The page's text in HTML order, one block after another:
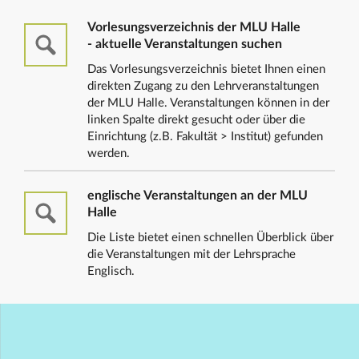
Vorlesungsverzeichnis der MLU Halle
- aktuelle Veranstaltungen suchen
Das Vorlesungsverzeichnis bietet Ihnen einen
direkten Zugang zu den Lehrveranstaltungen
der MLU Halle. Veranstaltungen können in der
linken Spalte direkt gesucht oder über die
Einrichtung (z.B. Fakultät > Institut) gefunden
werden.
englische Veranstaltungen an der MLU
Halle
Die Liste bietet einen schnellen Überblick über
die Veranstaltungen mit der Lehrsprache
Englisch.